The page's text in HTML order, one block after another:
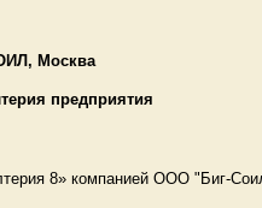
Москва
предприятия
8» компанией ООО "Биг-